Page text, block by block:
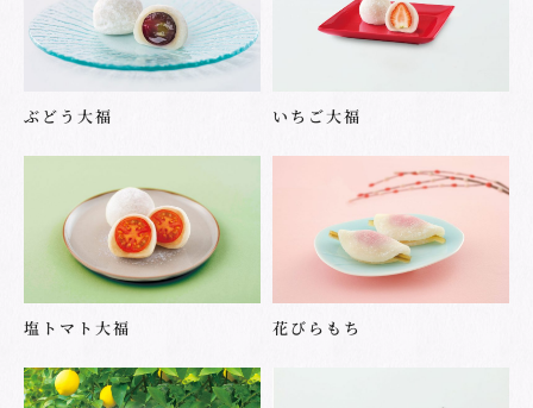
ぶどう大福 いちご大福
塩トマト大福 花びらもち